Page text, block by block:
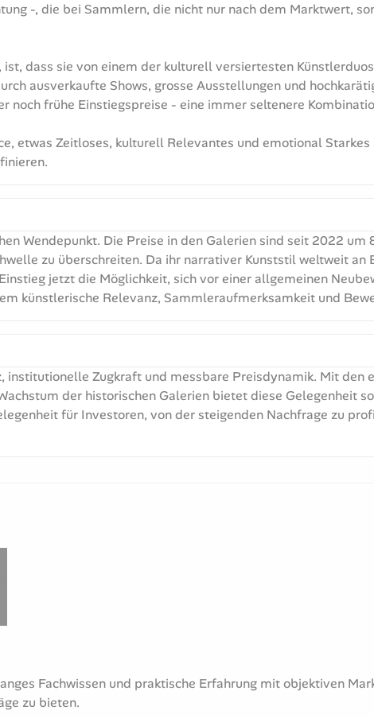
-, die bei Sammlern, die nicht nur nach dem Marktwert,
dass sie von einem der kulturell versiertesten
ausverkaufte Shows, grosse Ausstellungen und
frühe Einstiegspreise - eine immer seltenere
etwas Zeitloses, kulturell Relevantes und emotional
Wendepunkt. Die Preise in den Galerien sind seit 2022 um
zu überschreiten. Da ihr narrativer Kunststil weltweit an
jetzt die Möglichkeit, sich vor einer allgemeinen
künstlerische Relevanz, Sammleraufmerksamkeit und
institutionelle Zugkraft und messbare Preisdynamik. Mit den
der historischen Galerien bietet diese Gelegenheit
für Investoren, von der steigenden Nachfrage zu
Fachwissen und praktische Erfahrung mit objektiven
zu bieten.